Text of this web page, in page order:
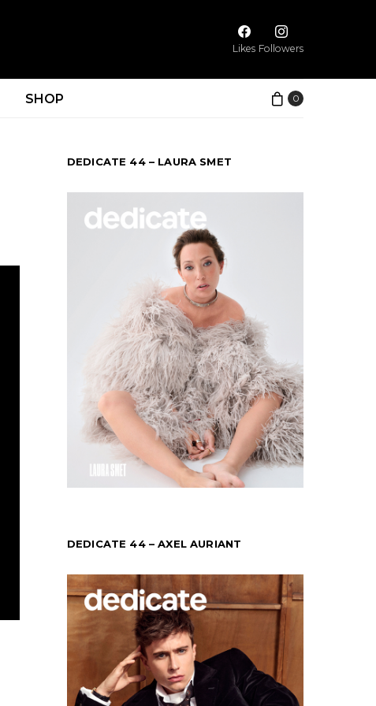
Likes Followers
SHOP 0
DEDICATE 44 – LAURA SMET
DEDICATE 44 – AXEL AURIANT